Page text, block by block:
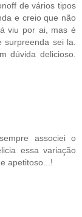
de vários tipos
e creio que não
viu por ai, mas é
sei la.
dúvida delicioso.
associei o
essa variação
apetitoso...!